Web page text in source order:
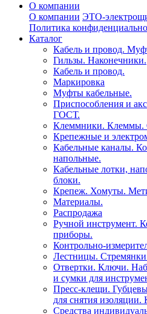
О компании
О компании ЭТО-
Политика
Каталог
Кабель и провод.
Гильзы. Наконечники.
Кабель и провод.
Маркировка
Муфты кабельные.
Приспособления и
ГОСТ.
Клеммники.
Крепежные и
Кабельные каналы.
напольные.
Кабельные лотки,
блоки.
Крепеж. Хомуты.
Материалы.
Распродажа
Ручной инструмент.
приборы.
Контрольно-
Лестницы.
Отвертки. Ключи.
и сумки для
Пресс-клещи.
для снятия изоляции.
Средства